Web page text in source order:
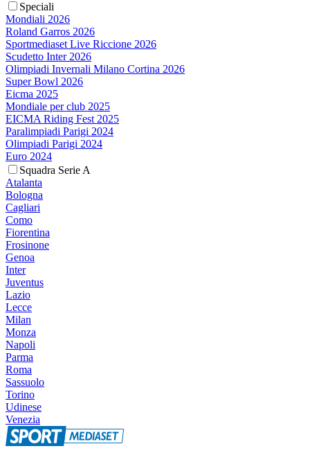
Speciali
Mondiali 2026
Roland Garros 2026
Sportmediaset Live Riccione 2026
Scudetto Inter 2026
Olimpiadi Invernali Milano Cortina 2026
Super Bowl 2026
Eicma 2025
Mondiale per club 2025
EICMA Riding Fest 2025
Paralimpiadi Parigi 2024
Olimpiadi Parigi 2024
Euro 2024
Squadra Serie A
Atalanta
Bologna
Cagliari
Como
Fiorentina
Frosinone
Genoa
Inter
Juventus
Lazio
Lecce
Milan
Monza
Napoli
Parma
Roma
Sassuolo
Torino
Udinese
Venezia